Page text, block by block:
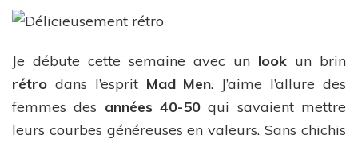
Je débute cette semaine avec un look un brin
rétro dans l’esprit Mad Men. J’aime l’allure des
femmes des années 40-50 qui savaient mettre
leurs courbes généreuses en valeurs. Sans chichis